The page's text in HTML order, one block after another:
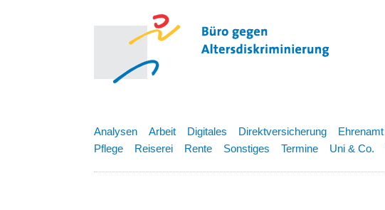
Analysen Arbeit Digitales Direktversicherung Ehrenamt
Pflege
Reiserei Rente Sonstiges Termine Uni & Co.